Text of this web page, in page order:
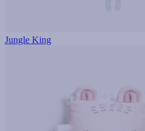
Jungle King